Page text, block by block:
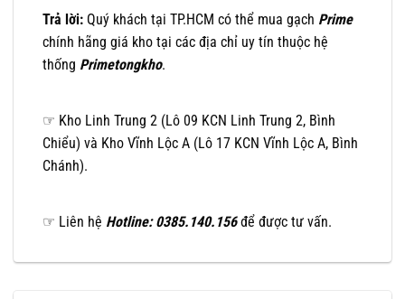
Trả lời: Quý khách tại TP.HCM có thể mua gạch Prime
chính hãng giá kho tại các địa chỉ uy tín thuộc hệ
thống Primetongkho.
☞ Kho Linh Trung 2 (Lô 09 KCN Linh Trung 2, Bình
Chiểu) và Kho Vĩnh Lộc A (Lô 17 KCN Vĩnh Lộc A, Bình
Chánh).
☞ Liên hệ Hotline: 0385.140.156 để được tư vấn.